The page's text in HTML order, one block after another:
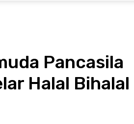
Pancasila
Halal Bihalal